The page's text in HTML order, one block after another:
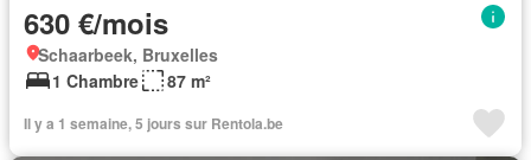
630 €/mois
Schaarbeek, Bruxelles
1 Chambre
87 m²
Il y a 1 semaine, 5 jours sur Rentola.be